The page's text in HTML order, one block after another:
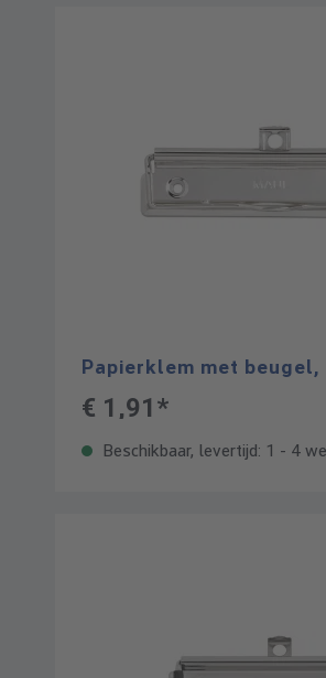
Papierklem met beugel,
€ 1,91*
Beschikbaar, levertijd: 1 - 4